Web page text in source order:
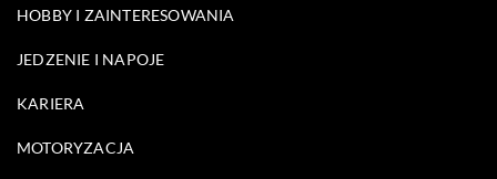
HOBBY I ZAINTERESOWANIA
JEDZENIE I NAPOJE
KARIERA
MOTORYZACJA